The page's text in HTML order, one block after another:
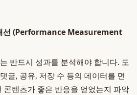
선 (Performance Measurement
반드시 성과를 분석해야 합니다. 도
글, 공유, 저장 수 등의 데이터를 면
콘텐츠가 좋은 반응을 얻었는지 파악